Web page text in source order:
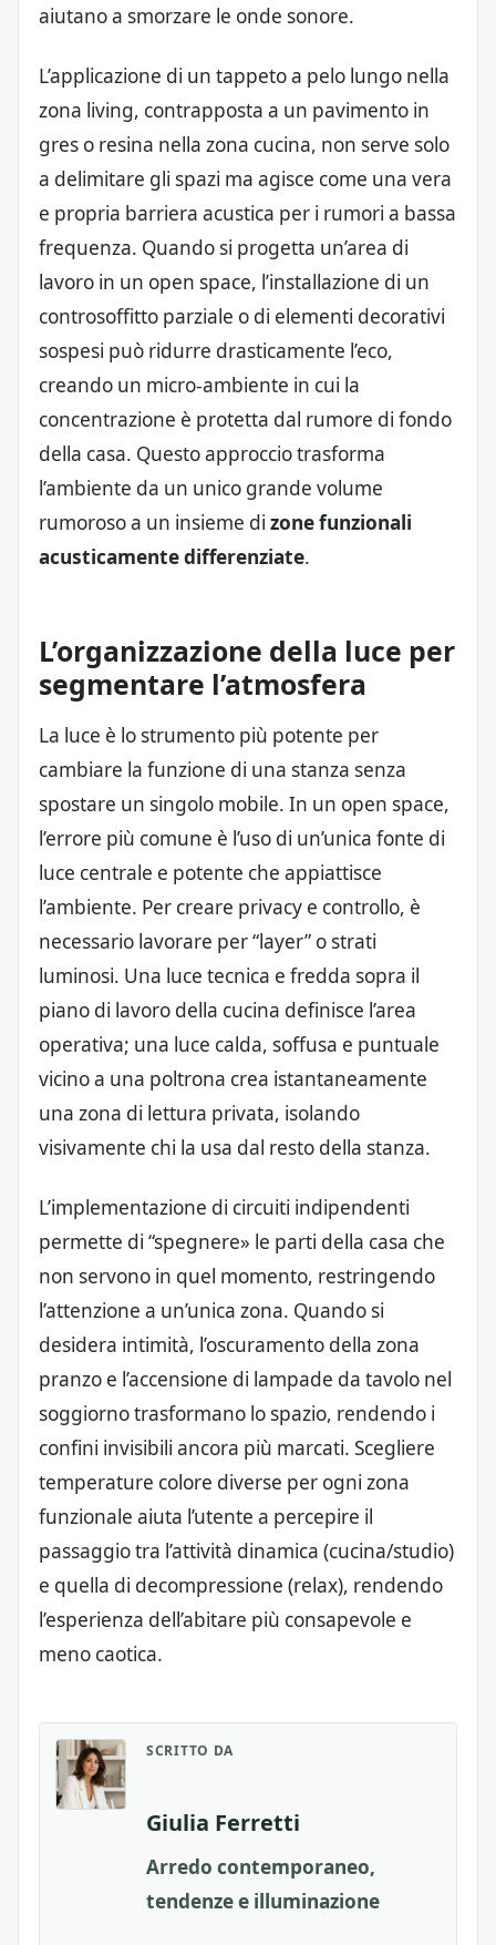
aiutano a smorzare le onde sonore.
L’applicazione di un tappeto a pelo lungo nella
zona living, contrapposta a un pavimento in
gres o resina nella zona cucina, non serve solo
a delimitare gli spazi ma agisce come una vera
e propria barriera acustica per i rumori a bassa
frequenza. Quando si progetta un’area di
lavoro in un open space, l’installazione di un
controsoffitto parziale o di elementi decorativi
sospesi può ridurre drasticamente l’eco,
creando un micro-ambiente in cui la
concentrazione è protetta dal rumore di fondo
della casa. Questo approccio trasforma
l’ambiente da un unico grande volume
rumoroso a un insieme di zone funzionali
acusticamente differenziate.
L’organizzazione della luce per
segmentare l’atmosfera
La luce è lo strumento più potente per
cambiare la funzione di una stanza senza
spostare un singolo mobile. In un open space,
l’errore più comune è l’uso di un’unica fonte di
luce centrale e potente che appiattisce
l’ambiente. Per creare privacy e controllo, è
necessario lavorare per “layer” o strati
luminosi. Una luce tecnica e fredda sopra il
piano di lavoro della cucina definisce l’area
operativa; una luce calda, soffusa e puntuale
vicino a una poltrona crea istantaneamente
una zona di lettura privata, isolando
visivamente chi la usa dal resto della stanza.
L’implementazione di circuiti indipendenti
permette di “spegnere» le parti della casa che
non servono in quel momento, restringendo
l’attenzione a un’unica zona. Quando si
desidera intimità, l’oscuramento della zona
pranzo e l’accensione di lampade da tavolo nel
soggiorno trasformano lo spazio, rendendo i
confini invisibili ancora più marcati. Scegliere
temperature colore diverse per ogni zona
funzionale aiuta l’utente a percepire il
passaggio tra l’attività dinamica (cucina/studio)
e quella di decompressione (relax), rendendo
l’esperienza dell’abitare più consapevole e
meno caotica.
SCRITTO DA
Giulia Ferretti
Arredo contemporaneo,
tendenze e illuminazione